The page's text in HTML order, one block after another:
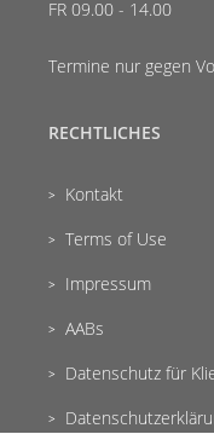
FR 09.00 - 14.00
Termine nur gegen
RECHTLICHES
Kontakt
Terms of Use
Impressum
AABs
Datenschutz für